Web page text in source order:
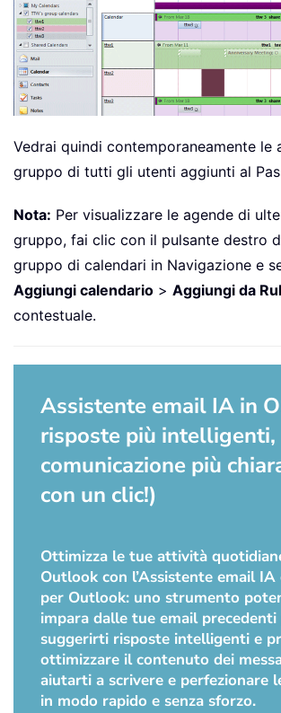
Vedrai quindi contemporaneamente le
gruppo di tutti gli utenti aggiunti al
Nota: Per visualizzare le agende di
gruppo, fai clic con il pulsante destro
gruppo di calendari in Navigazione e
Aggiungi calendario > Aggiungi da
contestuale.
Assistente email IA in
risposte più intelligenti,
comunicazione più
con un clic!)
Ottimizza le tue attività
Outlook con l’Assistente email
per Outlook: uno strumento
impara dalle tue email precedenti
suggerirti risposte intelligenti e
ottimizzare il contenuto dei
aiutarti a scrivere e perfezionare
in modo rapido e senza sforzo.